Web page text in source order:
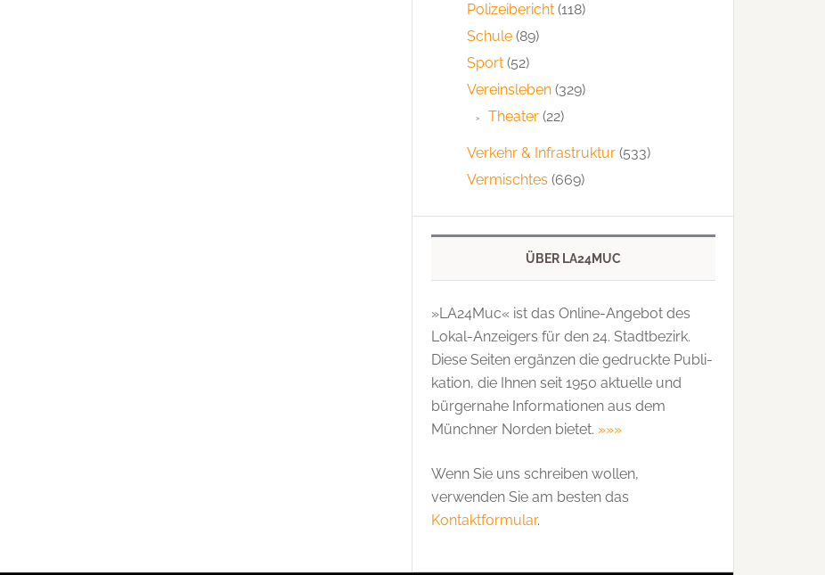
Polizeibericht (118)
Schule (89)
Sport (52)
Vereinsleben (329)
Theater (22)
Verkehr & Infrastruktur (533)
Vermischtes (669)
ÜBER LA24MUC
»LA24Muc« ist das Online-Angebot des
Lokal-Anzeigers für den 24. Stadtbezirk.
Diese Seiten ergänzen die gedruckte Publi­
kation, die Ihnen seit 1950 aktuelle und
bürgernahe Informationen aus dem
Münchner Norden bietet. »»»
Wenn Sie uns schreiben wollen,
verwenden Sie am besten das
Kontaktformular.